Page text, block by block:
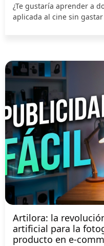
¿Te gustaría aprender a
aplicada al cine sin
Artilora: la
artificial para la
producto en e-